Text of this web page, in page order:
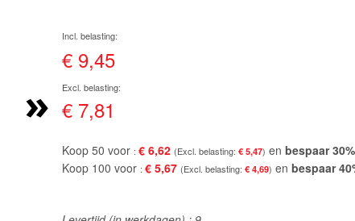
»
€ 9,45
€ 7,81
Koop 50 voor € 6,62 € 5,47 en bespaar30%
Koop 100 voor € 5,67 € 4,69 en bespaar40